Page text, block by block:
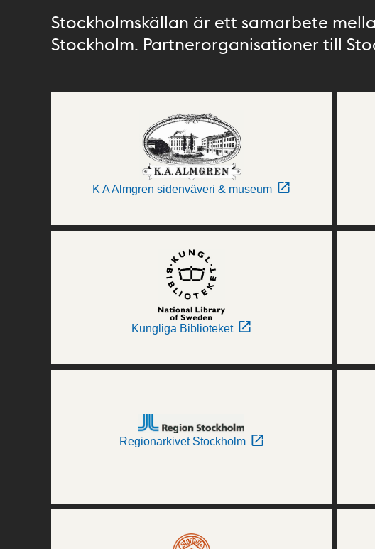
Stockholmskällan är ett samarbete
Stockholm. Partnerorganisationer till
K A Almgren sidenväveri & museum
Kungliga Biblioteket
Regionarkivet Stockholm